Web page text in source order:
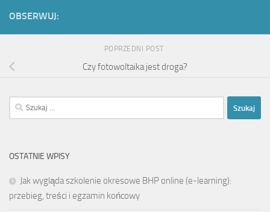
OBSERWUJ:
POPRZEDNI POST
Czy fotowoltaika jest droga?
Szukaj:
OSTATNIE WPISY
Jak wygląda szkolenie okresowe BHP online (e-learning):
przebieg, treści i egzamin końcowy